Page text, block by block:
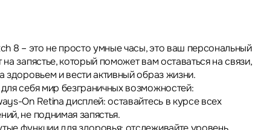
8 – это не просто умные часы, это ваш персональный
на запястье, который поможет вам оставаться на связи,
здоровьем и вести активный образ жизни.
себя мир безграничных возможностей:
On Retina дисплей: оставайтесь в курсе всех
не поднимая запястья.